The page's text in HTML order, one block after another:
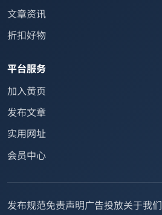
文章资讯
折扣好物
平台服务
加入黄页
发布文章
实用网址
会员中心
发布规范免责声明广告投放关于我们